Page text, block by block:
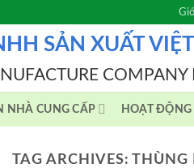
SẢN XUẤT
COMPANY
NHÀ CUNG CẤP HOẠT ĐỘNG
TAG ARCHIVES:THÙNG